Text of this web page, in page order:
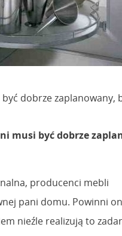
dobrze zaplanowany,
musi być dobrze
producenci mebli
pani domu. Powinni
nieźle realizują to